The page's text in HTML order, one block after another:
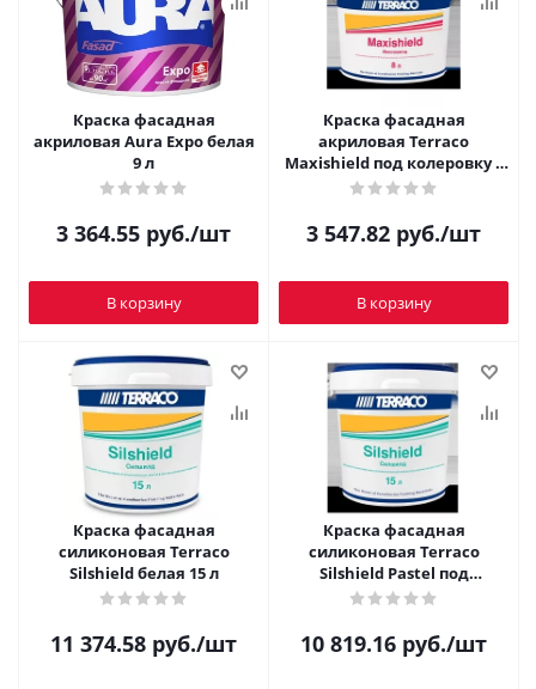
Краска фасадная
акриловая Aura Expo белая
9 л
3 364.55 руб./шт
В корзину
Краска фасадная
акриловая Terraco
Maxishield под колеровку 8
л
3 547.82 руб./шт
В корзину
Краска фасадная
силиконовая Terraco
Silshield белая 15 л
11 374.58 руб./шт
Краска фасадная
силиконовая Terraco
Silshield Pastel под
колеровку 15 л
10 819.16 руб./шт